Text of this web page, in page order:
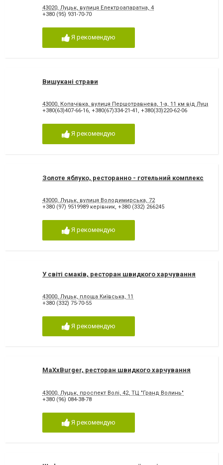
43020, Луцьк, вулиця Електроапаратна, 4
+380 (95) 931-70-70
Я рекомендую
Вишукані страви
43000, Копачівка, вулиця Першотравнева, 1-а, 11 км від Луцька,
+380(63)407-66-16, +380(67)334-21-41 , +380(33)220-62-06
Я рекомендую
Золоте яблуко, ресторанно - готельний комплекс
43000, Луцьк, вулиця Володимирська, 72
+380 (97) 9519989 керівник, +380 (332) 266245
Я рекомендую
У світі смаків, ресторан швидкого харчування
43000, Луцьк, площа Київська, 11
+380 (332) 75-70-55
Я рекомендую
MaXxBurger, ресторан швидкого харчування
43000, Луцьк, проспект Волі, 42, ТЦ "Гранд Волинь"
+380 (96) 084-38-78
Я рекомендую